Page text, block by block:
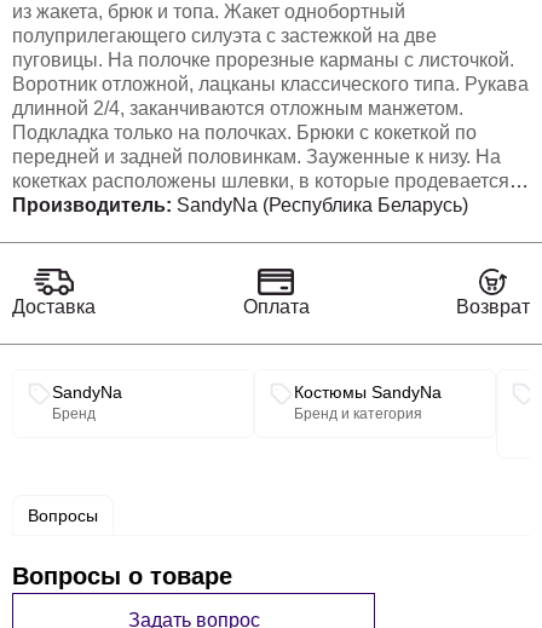
из жакета, брюк и топа. Жакет однобортный
полуприлегающего силуэта с застежкой на две
пуговицы. На полочке прорезные карманы с листочкой.
Воротник отложной, лацканы классического типа. Рукава
длинной 2/4, заканчиваются отложным манжетом.
Подкладка только на полочках. Брюки с кокеткой по
передней и задней половинкам. Зауженные к низу. На
кокетках расположены шлевки, в которые продевается
съемный пояс. Застежка брюк на молнию и две
вырезом горловины.
Топ: П/Э-65%, Вискоза 32%, Спандекс 3%
Производитель: SandyNa (Республика Беларусь)
Доставка Оплата Возврат
Связанные разделы каталога
SandyNa
Бренд
Костюмы SandyNa
Бренд и категория
Вопросы
Вопросы о товаре
Задать вопрос